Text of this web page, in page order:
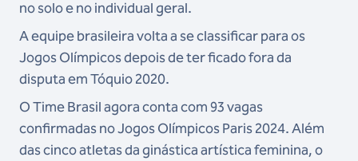
no solo e no individual geral.
A equipe brasileira volta a se classificar para os
Jogos Olímpicos depois de ter ficado fora da
disputa em Tóquio 2020.
O Time Brasil agora conta com 93 vagas
confirmadas no Jogos Olímpicos Paris 2024. Além
das cinco atletas da ginástica artística feminina, o